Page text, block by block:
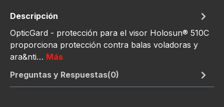
Descripción
OpticGard - protección para el visor Holosun® 510C
proporciona protección contra balas voladoras y
ara&nti… Más
Preguntas y Respuestas(0)